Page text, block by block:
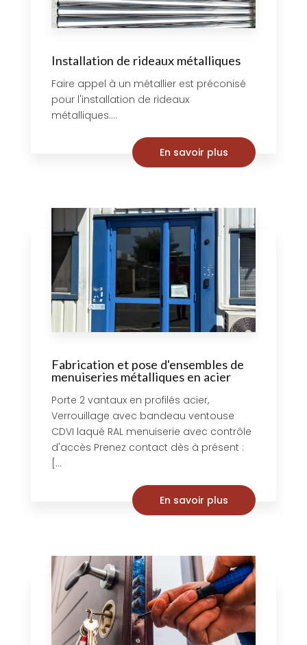
Installation de rideaux métalliques
Faire appel à un métallier est préconisé
pour l'installation de rideaux
métalliques....
En savoir plus
Fabrication et pose d'ensembles de
menuiseries métalliques en acier
Porte 2 vantaux en profilés acier,
Verrouillage avec bandeau ventouse
CDVI laqué RAL menuiserie avec contrôle
d'accès Prenez contact dès à présent :
[...
En savoir plus